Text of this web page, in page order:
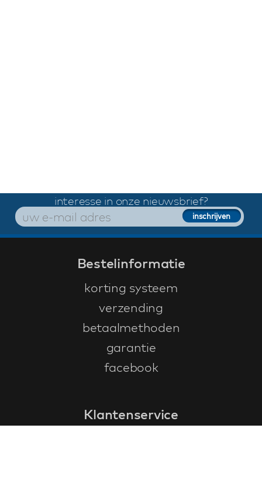
interesse in onze nieuwsbrief?
Bestelinformatie
korting systeem
verzending
betaalmethoden
garantie
facebook
Klantenservice